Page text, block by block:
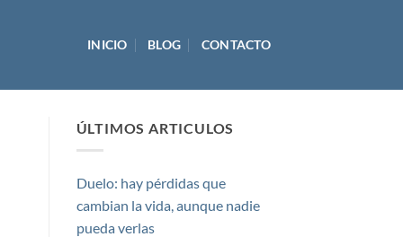
INICIO BLOG CONTACTO
ÚLTIMOS ARTICULOS
Duelo: hay pérdidas que
cambian la vida, aunque nadie
pueda verlas